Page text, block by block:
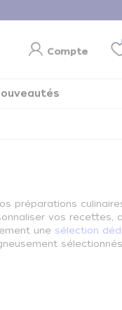
Compte
préparations
vos recettes,
une sélection